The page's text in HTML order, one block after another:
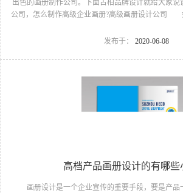
出色的画册制作公司。下面古柏品牌设计就给大家
公司，怎么制作高级企业画册?高级画册设计公司
利沟通进而获取重要信息的能力;摄影人员拍摄出真实
力等。企业的核心竞争力来自员工的优异性，专业
层面都具有优秀的工作人员。其次是企业及员工的实
以通过观察画册设计公司的往期产品即可获
发布于： 2020-06-08
高档产品画册设计的有哪些
画册设计是一个企业宣传的重要手段，要是产品